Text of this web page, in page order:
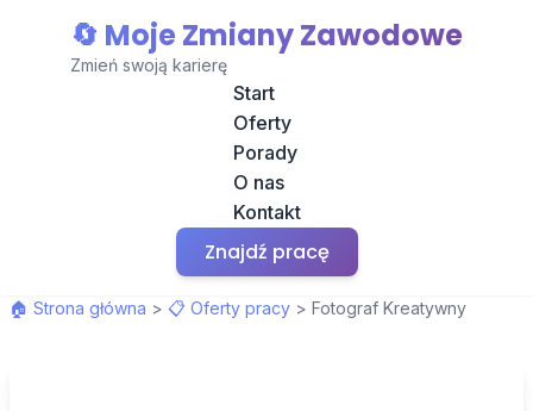
🔄 Moje Zmiany Zawodowe
Zmień swoją karierę
Start
Oferty
Porady
O nas
Kontakt
Znajdź pracę
🏠 Strona główna > 📋 Oferty pracy > Fotograf Kreatywny